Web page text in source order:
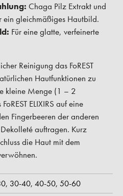
Chaga Pilz Extrakt und
ein gleichmäßiges Hautbild.
Für eine glatte, verfeinerte
Reinigung das FoREST
Hautfunktionen zu
kleine Menge (1 – 2
ELIXIRS auf eine
Fingerbeeren der anderen
auftragen. Kurz
die Haut mit dem
30-40, 40-50, 50-60